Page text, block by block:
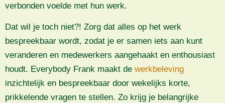
verbonden voelde met hun werk.
Dat wil je toch niet?! Zorg dat alles op het werk
bespreekbaar wordt, zodat je er samen iets aan kunt
veranderen en medewerkers aangehaakt en enthousiast
houdt. Everybody Frank maakt de werkbeleving
inzichtelijk en bespreekbaar door wekelijks korte,
prikkelende vragen te stellen. Zo krijg je belangrijke